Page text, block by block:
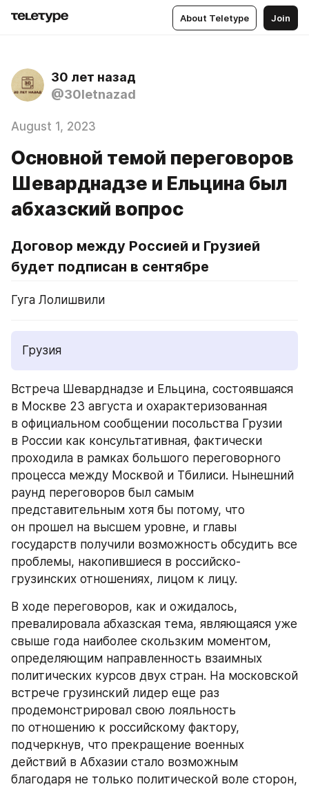
About Teletype Join
30 лет назад
@30letnazad
August 1, 2023
Основной темой переговоров
Шеварднадзе и Ельцина был
абхазский вопрос
Договор между Россией и Грузией
будет подписан в сентябре
Гуга Лолишвили
Грузия
Встреча Шеварднадзе и Ельцина, состоявшаяся
в Москве 23 августа и охарактеризованная
в официальном сообщении посольства Грузии
в России как консультативная, фактически
проходила в рамках большого переговорного
процесса между Москвой и Тбилиси. Нынешний
раунд переговоров был самым
представительным хотя бы потому, что
он прошел на высшем уровне, и главы
государств получили возможность обсудить все
проблемы, накопившиеся в российско-
грузинских отношениях, лицом к лицу.
В ходе переговоров, как и ожидалось,
превалировала абхазская тема, являющаяся уже
свыше года наиболее скользким моментом,
определяющим направленность взаимных
политических курсов двух стран. На московской
встрече грузинский лидер еще раз
продемонстрировал свою лояльность
по отношению к российскому фактору,
подчеркнув, что прекращение военных
действий в Абхазии стало возможным
благодаря не только политической воле сторон,